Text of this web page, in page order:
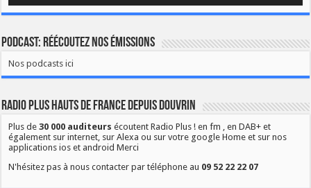
Podcast: Réécoutez nos émissions
Nos podcasts ici
Radio Plus Hauts de France depuis Douvrin
Plus de30 000 auditeurs écoutent Radio Plus ! en fm , en DAB+ et
également sur internet, sur Alexa ou sur votre google Home et sur nos
applications ios et android Merci
N'hésitez pas à nous contacter par téléphone au 09 52 22 22 07